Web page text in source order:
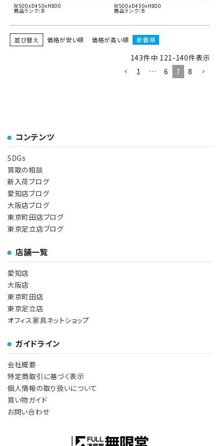
W500xD450xH800
商品ランク：B
W500xD450xH800
商品ランク：B
並び替え 価格が安い順 価格が高い順 新着順
143件中 121 -140件表示
1
… 6 7 8
コンテンツ
SDGs
買取の相談
新入荷ブログ
愛知店ブログ
大阪店ブログ
東京町田店ブログ
東京足立店ブログ
店舗一覧
愛知店
大阪店
東京町田店
東京足立店
オフィス家具ネットショップ
ガイドライン
会社概要
特定商取引に基づく表示
個人情報の取り扱いについて
買い物ガイド
お問い合わせ